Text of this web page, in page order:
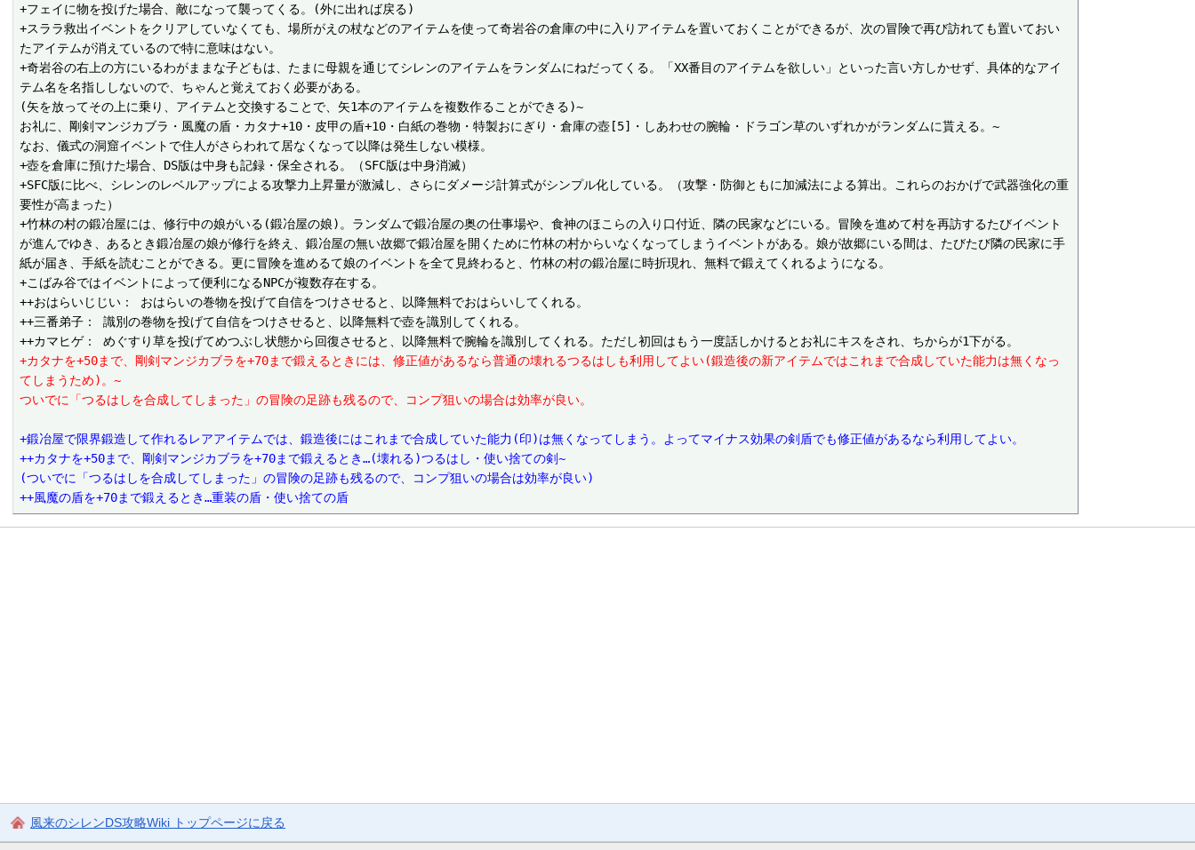
+フェイに物を投げた場合、敵になって襲ってくる。(外に出れば戻る)
+スララ救出イベントをクリアしていなくても、場所がえの杖などのアイテムを使って奇岩谷の倉庫の中に入りアイテムを置いておくことができるが、次の冒険で再び訪れても置いておい
たアイテムが消えているので特に意味はない。
+奇岩谷の右上の方にいるわがままな子どもは、たまに母親を通じてシレンのアイテムをランダムにねだってくる。「XX番目のアイテムを欲しい」といった言い方しかせず、具体的なアイ
テム名を名指ししないので、ちゃんと覚えておく必要がある。
(矢を放ってその上に乗り、アイテムと交換することで、矢1本のアイテムを複数作ることができる)~
お礼に、剛剣マンジカブラ・風魔の盾・カタナ+10・皮甲の盾+10・白紙の巻物・特製おにぎり・倉庫の壺[5]・しあわせの腕輪・ドラゴン草のいずれかがランダムに貰える。~
なお、儀式の洞窟イベントで住人がさらわれて居なくなって以降は発生しない模様。
+壺を倉庫に預けた場合、DS版は中身も記録・保全される。（SFC版は中身消滅）
+SFC版に比べ、シレンのレベルアップによる攻撃力上昇量が激減し、さらにダメージ計算式がシンプル化している。（攻撃・防御ともに加減法による算出。これらのおかげで武器強化の重
要性が高まった）
+竹林の村の鍛冶屋には、修行中の娘がいる(鍛冶屋の娘)。ランダムで鍛冶屋の奥の仕事場や、食神のほこらの入り口付近、隣の民家などにいる。冒険を進めて村を再訪するたびイベント
が進んでゆき、あるとき鍛冶屋の娘が修行を終え、鍛冶屋の無い故郷で鍛冶屋を開くために竹林の村からいなくなってしまうイベントがある。娘が故郷にいる間は、たびたび隣の民家に手
紙が届き、手紙を読むことができる。更に冒険を進めるて娘のイベントを全て見終わると、竹林の村の鍛冶屋に時折現れ、無料で鍛えてくれるようになる。
+こばみ谷ではイベントによって便利になるNPCが複数存在する。
++おはらいじじい： おはらいの巻物を投げて自信をつけさせると、以降無料でおはらいしてくれる。
++三番弟子： 識別の巻物を投げて自信をつけさせると、以降無料で壺を識別してくれる。
+カタナを+50まで、剛剣マンジカブラを+70まで鍛えるときには、修正値があるなら普通の壊れるつるはしも利用してよい(鍛造後の新アイテムではこれまで合成していた能力は無くなっ
てしまうため)。~
ついでに「つるはしを合成してしまった」の冒険の足跡も残るので、コンプ狙いの場合は効率が良い。
+鍛冶屋で限界鍛造して作れるレアアイテムでは、鍛造後にはこれまで合成していた能力(印)は無くなってしまう。よってマイナス効果の剣盾でも修正値があるなら利用してよい。
++カタナを+50まで、剛剣マンジカブラを+70まで鍛えるとき…(壊れる)つるはし・使い捨ての剣~
(ついでに「つるはしを合成してしまった」の冒険の足跡も残るので、コンプ狙いの場合は効率が良い)
++風魔の盾を+70まで鍛えるとき…重装の盾・使い捨ての盾
風来のシレンDS攻略Wiki トップページに戻る